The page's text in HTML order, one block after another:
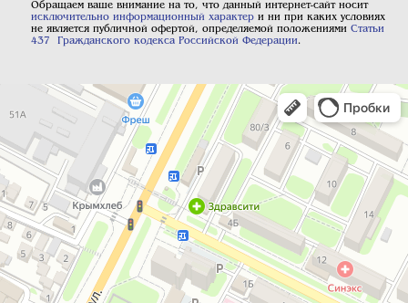
Обращаем ваше внимание на то, что данный интернет-сайт носит
исключительно информационный характери ни при каких условиях
не является публичной офертой, определяемой положениями Статьи
437 Гражданского кодекса Российской Федерации.